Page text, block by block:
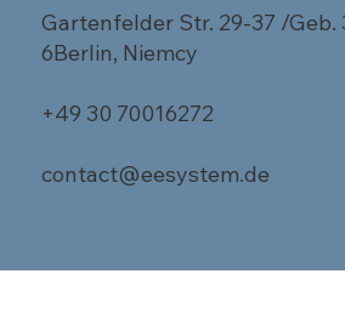
Gartenfelder Str. 29-37 /Geb.
6Berlin, Niemcy
+49 30 70016272
contact@eesystem.de